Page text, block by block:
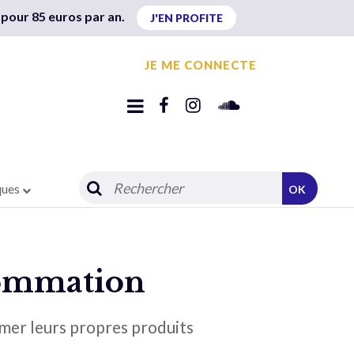
85 euros par an. J'EN PROFITE
JE ME CONNECTE
OK
leurs propres produits